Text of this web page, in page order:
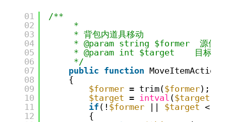
01
02
03
04
05
06
07
08
09
10
11
12
/**
*
* 背包内道具移动
* @param string $former  源位置
* @param int $target    目标位
*/
public function MoveItemAction(
{
$former = trim($former);
$target = intval ($target
if (! $former || $target < 1)
{